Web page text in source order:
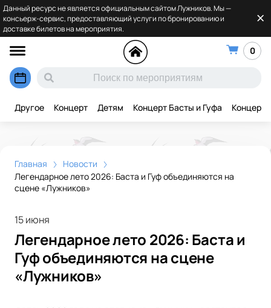
Данный ресурс не является официальным сайтом Лужников. Мы —
консьерж-сервис, предоставляющий услуги по бронированию и
доставке билетов на мероприятия.
0
Другое Концерт Детям Концерт Басты и Гуфа Концерт
Главная
Новости
Легендарное лето 2026: Баста и Гуф объединяются на
сцене «Лужников»
15 июня
Легендарное лето 2026: Баста и
Гуф объединяются на сцене
«Лужников»